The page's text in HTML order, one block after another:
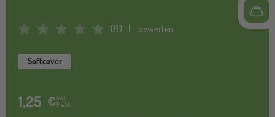
Average Rating: 0 (0) bewerten
Softcover
1,25 €inkl.
MwSt.